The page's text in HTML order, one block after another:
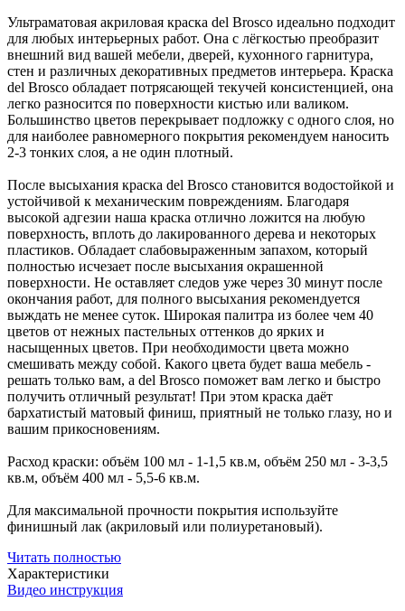
Ультраматовая акриловая краска del Brosco идеально подходит
для любых интерьерных работ. Она с лёгкостью преобразит
внешний вид вашей мебели, дверей, кухонного гарнитура,
стен и различных декоративных предметов интерьера. Краска
del Brosco обладает потрясающей текучей консистенцией, она
легко разносится по поверхности кистью или валиком.
Большинство цветов перекрывает подложку с одного слоя, но
для наиболее равномерного покрытия рекомендуем наносить
2-3 тонких слоя, а не один плотный.
После высыхания краска del Brosco становится водостойкой и
устойчивой к механическим повреждениям. Благодаря
высокой адгезии наша краска отлично ложится на любую
поверхность, вплоть до лакированного дерева и некоторых
пластиков. Обладает слабовыраженным запахом, который
полностью исчезает после высыхания окрашенной
поверхности. Не оставляет следов уже через 30 минут после
окончания работ, для полного высыхания рекомендуется
выждать не менее суток. Широкая палитра из более чем 40
цветов от нежных пастельных оттенков до ярких и
насыщенных цветов. При необходимости цвета можно
смешивать между собой. Какого цвета будет ваша мебель -
решать только вам, а del Brosco поможет вам легко и быстро
получить отличный результат! При этом краска даёт
бархатистый матовый финиш, приятный не только глазу, но и
вашим прикосновениям.
Расход краски: объём 100 мл - 1-1,5 кв.м, объём 250 мл - 3-3,5
кв.м, объём 400 мл - 5,5-6 кв.м.
Для максимальной прочности покрытия используйте
финишный лак (акриловый или полиуретановый).
Читать полностью
Характеристики
Видео инструкция